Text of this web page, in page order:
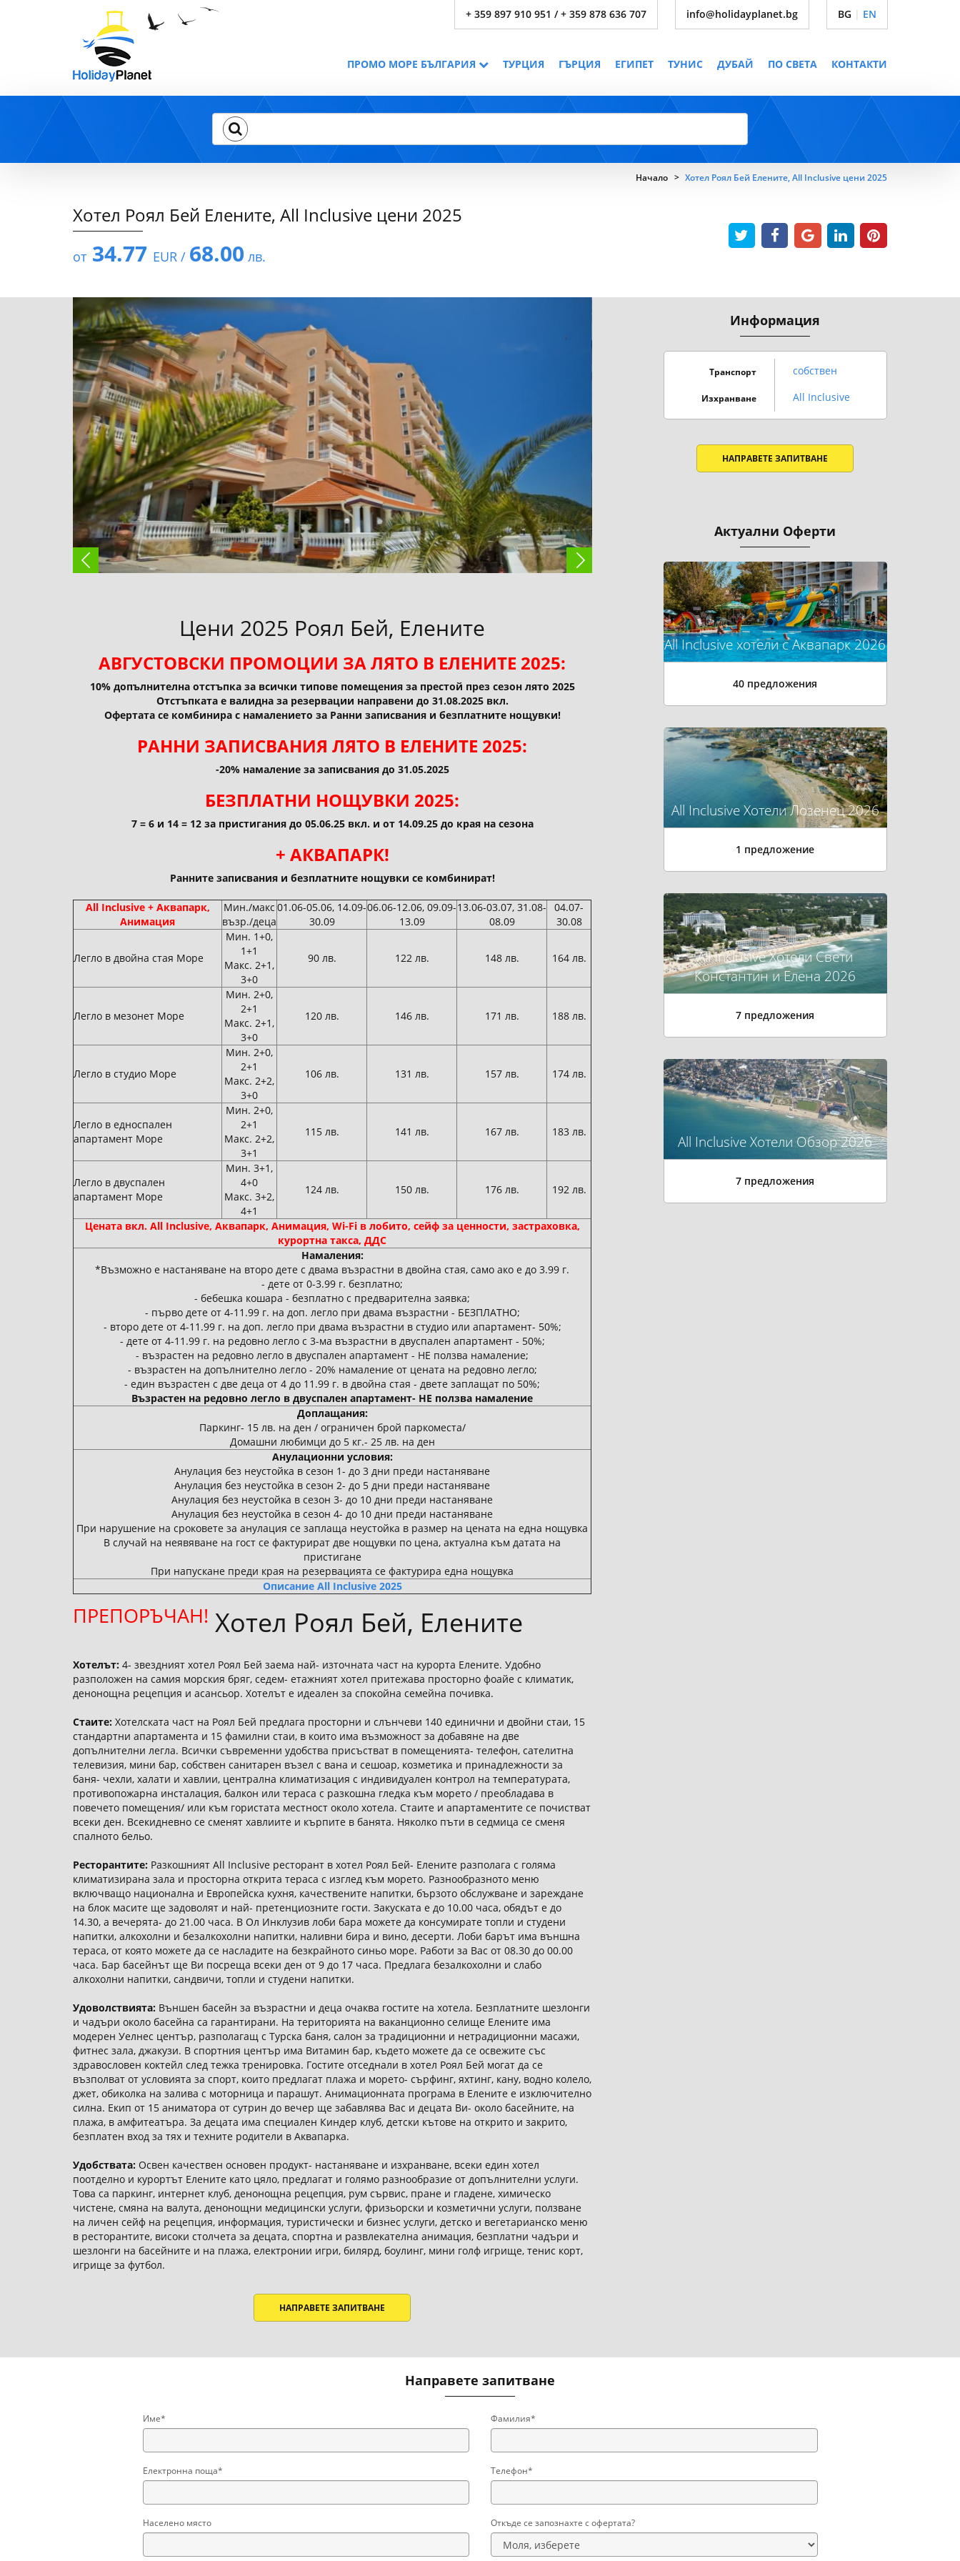
ПРОМО МОРЕ БЪЛГАРИЯ ТУРЦИЯ ГЪРЦИЯ ЕГИПЕТ ТУНИС ДУБАЙ ПО СВЕТА КОНТАКТИ
+ 359 897 910 951 / + 359 878 636 707 info@holidayplanet.bg BG | EN
Начало Хотел Роял Бей Елените, All Inclusive цени 2025
Хотел Роял Бей Елените, All Inclusive цени 2025
от 34.77 EUR / 68.00 лв.
Цени 2025 Роял Бей, Елените
АВГУСТОВСКИ ПРОМОЦИИ ЗА ЛЯТО В ЕЛЕНИТЕ 2025:
10% допълнителна отстъпка за всички типове помещения за престой през сезон лято 2025
Отстъпката е валидна за резервации направени до 31.08.2025 вкл.
Офертата се комбинира с намалението за Ранни записвания и безплатните нощувки!
РАННИ ЗАПИСВАНИЯ ЛЯТО В ЕЛЕНИТЕ 2025:
-20% намаление за записвания до 31.05.2025
БЕЗПЛАТНИ НОЩУВКИ 2025:
7 = 6 и 14 = 12 за пристигания до 05.06.25 вкл. и от 14.09.25 до края на сезона
+ АКВАПАРК!
Ранните записвания и безплатните нощувки се комбинират!
All Inclusive + Аквапарк,
Анимация
Мин./макс
възр./деца
01.06-05.06, 14.09-
30.09
06.06-12.06, 09.09-
13.09
13.06-03.07, 31.08-
08.09
04.07-
30.08
Легло в двойна стая Море
Мин. 1+0,
1+1
Макс. 2+1,
3+0
90 лв. 122 лв. 148 лв. 164 лв.
Легло в мезонет Море
Мин. 2+0,
2+1
Макс. 2+1,
3+0
120 лв. 146 лв. 171 лв. 188 лв.
Легло в студио Море
Мин. 2+0,
2+1
Макс. 2+2,
3+0
106 лв. 131 лв. 157 лв. 174 лв.
Легло в едноспален
апартамент Море
Мин. 2+0,
2+1
Макс. 2+2,
3+1
115 лв. 141 лв. 167 лв. 183 лв.
Легло в двуспален
апартамент Море
Мин. 3+1,
4+0
Макс. 3+2,
4+1
124 лв. 150 лв. 176 лв. 192 лв.
Цената вкл. All Inclusive, Аквапарк, Анимация, Wi-Fi в лобито, сейф за ценности, застраховка,
курортна такса, ДДС
Намаления:
*Възможно е настаняване на второ дете с двама възрастни в двойна стая, само ако е до 3.99 г.
- дете от 0-3.99 г. безплатно;
- бебешка кошара - безплатно с предварителна заявка;
- първо дете от 4-11.99 г. на доп. легло при двама възрастни - БЕЗПЛАТНО;
- второ дете от 4-11.99 г. на доп. легло при двама възрастни в студио или апартамент- 50%;
- дете от 4-11.99 г. на редовно легло с 3-ма възрастни в двуспален апартамент - 50%;
- възрастен на редовно легло в двуспален апартамент - НЕ ползва намаление;
- възрастен на допълнително легло - 20% намаление от цената на редовно легло;
- един възрастен с две деца от 4 до 11.99 г. в двойна стая - двете заплащат по 50%;
Възрастен на редовно легло в двуспален апартамент- НЕ ползва намаление
Доплащания:
Паркинг- 15 лв. на ден / ограничен брой паркоместа/
Домашни любимци до 5 кг.- 25 лв. на ден
Анулационни условия:
Анулация без неустойка в сезон 1- до 3 дни преди настаняване
Анулация без неустойка в сезон 2- до 5 дни преди настаняване
Анулация без неустойка в сезон 3- до 10 дни преди настаняване
Анулация без неустойка в сезон 4- до 10 дни преди настаняване
При нарушение на сроковете за анулация се заплаща неустойка в размер на цената на една нощувка
В случай на неявяване на гост се фактурират две нощувки по цена, актуална към датата на
пристигане
При напускане преди края на резервацията се фактурира една нощувка
Описание All Inclusive 2025
ПРЕПОРЪЧАН! Хотел Роял Бей, Елените
Хотелът: 4- звездният хотел Роял Бей заема най- източната част на курорта Елените. Удобно
разположен на самия морския бряг, седем- етажният хотел притежава просторно фоайе с климатик,
денонощна рецепция и асансьор. Хотелът е идеален за спокойна семейна почивка.
Стаите: Хотелската част на Роял Бей предлага просторни и слънчеви 140 единични и двойни стаи, 15
стандартни апартамента и 15 фамилни стаи, в които има възможност за добавяне на две
допълнителни легла. Всички съвременни удобства присъстват в помещенията- телефон, сателитна
телевизия, мини бар, собствен санитарен възел с вана и сешоар, козметика и принадлежности за
баня- чехли, халати и хавлии, централна климатизация с индивидуален контрол на температурата,
противопожарна инсталация, балкон или тераса с разкошна гледка към морето / преобладава в
повечето помещения/ или към гористата местност около хотела. Стаите и апартаментите се почистват
всеки ден. Всекидневно се сменят хавлиите и кърпите в банята. Няколко пъти в седмица се сменя
спалното бельо.
Ресторантите: Разкошният All Inclusive ресторант в хотел Роял Бей- Елените разполага с голяма
климатизирана зала и просторна открита тераса с изглед към морето. Разнообразното меню
включващо национална и Европейска кухня, качествените напитки, бързото обслужване и зареждане
на блок масите ще задоволят и най- претенциозните гости. Закуската е до 10.00 часа, обядът е до
14.30, а вечерята- до 21.00 часа. В Ол Инклузив лоби бара можете да консумирате топли и студени
напитки, алкохолни и безалкохолни напитки, наливни бира и вино, десерти. Лоби барът има външна
тераса, от която можете да се насладите на безкрайното синьо море. Работи за Вас от 08.30 до 00.00
часа. Бар басейнът ще Ви посреща всеки ден от 9 до 17 часа. Предлага безалкохолни и слабо
алкохолни напитки, сандвичи, топли и студени напитки.
Удоволствията: Външен басейн за възрастни и деца очаква гостите на хотела. Безплатните шезлонги
и чадъри около басейна са гарантирани. На територията на ваканционно селище Елените има
модерен Уелнес център, разполагащ с Турска баня, салон за традиционни и нетрадиционни масажи,
фитнес зала, джакузи. В спортния център има Витамин бар, където можете да се освежите със
здравословен коктейл след тежка тренировка. Гостите отседнали в хотел Роял Бей могат да се
възполват от условията за спорт, които предлагат плажа и морето- сърфинг, яхтинг, кану, водно колело,
джет, обиколка на залива с моторница и парашут. Анимационната програма в Елените е изключително
силна. Екип от 15 аниматора от сутрин до вечер ще забавлява Вас и децата Ви- около басейните, на
плажа, в амфитеатъра. За децата има специален Киндер клуб, детски кътове на открито и закрито,
безплатен вход за тях и техните родители в Аквапарка.
Удобствата: Освен качествен основен продукт- настаняване и изхранване, всеки един хотел
поотделно и курортът Елените като цяло, предлагат и голямо разнообразие от допълнителни услуги.
Това са паркинг, интернет клуб, денонощна рецепция, рум сървис, пране и гладене, химическо
чистене, смяна на валута, денонощни медицински услуги, фризьорски и козметични услуги, ползване
на личен сейф на рецепция, информация, туристически и бизнес услуги, детско и вегетарианско меню
в ресторантите, високи столчета за децата, спортна и развлекателна анимация, безплатни чадъри и
шезлонги на басейните и на плажа, електронии игри, билярд, боулинг, мини голф игрище, тенис корт,
игрище за футбол.
НАПРАВЕТЕ ЗАПИТВАНЕ
Информация
Транспорт собствен
Изхранване All Inclusive
НАПРАВЕТЕ ЗАПИТВАНЕ
Актуални Оферти
All Inclusive хотели с Аквапарк 2026
40 предложения
All Inclusive Хотели Лозенец 2026
1 предложение
All Inclusive Хотели Свети
Константин и Елена 2026
7 предложения
All Inclusive Хотели Обзор 2026
7 предложения
Направете запитване
Име* Фамилия*
Електронна поща* Телефон*
Населено място Откъде се запознахте с офертата?